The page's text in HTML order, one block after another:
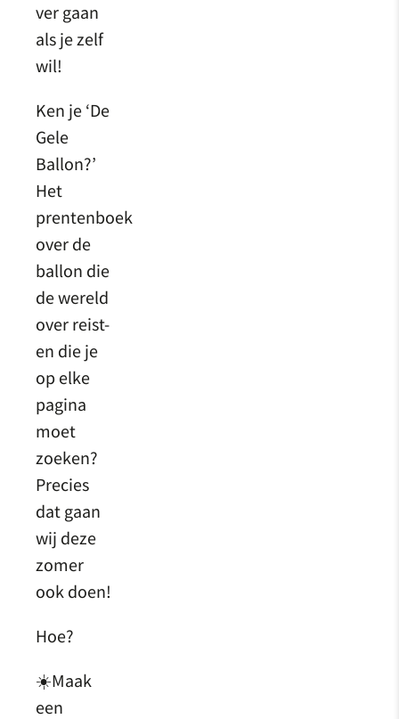
ver gaan
als je zelf
wil!
Ken je ‘De
Gele
Ballon?’
Het
prentenboek
over de
ballon die
de wereld
over reist-
en die je
op elke
pagina
moet
zoeken?
Precies
dat gaan
wij deze
zomer
ook doen!
Hoe?
☀️Maak
een